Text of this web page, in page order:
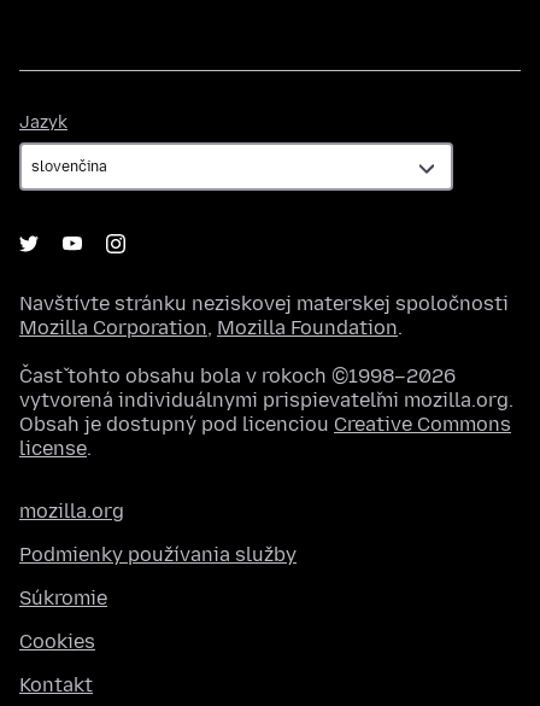
Jazyk
Navštívte stránku neziskovej materskej spoločnosti
Mozilla Corporation, Mozilla Foundation.
Časť tohto obsahu bola v rokoch ©1998–2026
vytvorená individuálnymi prispievateľmi mozilla.org.
Obsah je dostupný pod licenciou Creative Commons
license.
mozilla.org
Podmienky používania služby
Súkromie
Cookies
Kontakt